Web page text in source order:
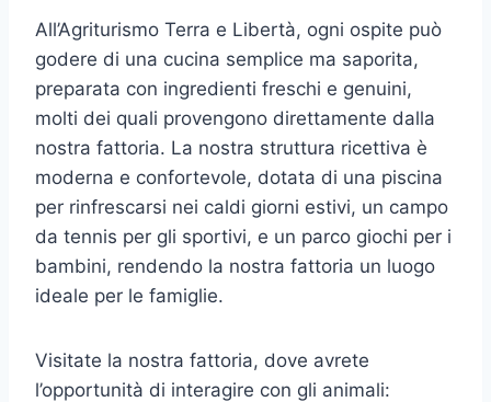
All’Agriturismo Terra e Libertà, ogni ospite può
godere di una cucina semplice ma saporita,
preparata con ingredienti freschi e genuini,
molti dei quali provengono direttamente dalla
nostra fattoria. La nostra struttura ricettiva è
moderna e confortevole, dotata di una piscina
per rinfrescarsi nei caldi giorni estivi, un campo
da tennis per gli sportivi, e un parco giochi per i
bambini, rendendo la nostra fattoria un luogo
ideale per le famiglie.
Visitate la nostra fattoria, dove avrete
l’opportunità di interagire con gli animali: